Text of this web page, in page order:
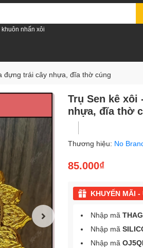
khuôn nhấn xôi
đựng trái cây nhựa, đĩa thờ cúng
Trụ Sen kê xôi
nhựa, đĩa thờ
Thương hiệu: No
85.000₫
KHUYẾN MÃI
Nhập mã
Nhập mã
Nhập mã